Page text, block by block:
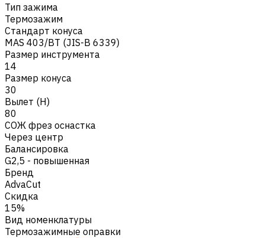
Тип зажима
Термозажим
Стандарт конуса
MAS 403/BT (JIS-B 6339)
Размер инструмента
14
Размер конуса
30
Вылет (H)
80
СОЖ фрез оснастка
Через центр
Балансировка
G2,5 - повышенная
Бренд
AdvaCut
Скидка
15%
Вид номенклатуры
Термозажимные оправки